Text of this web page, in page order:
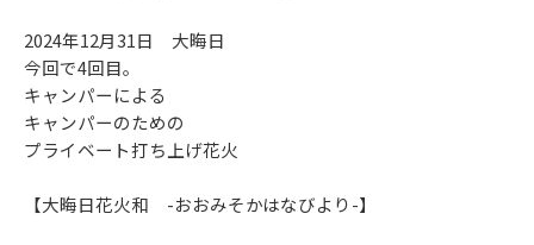
2024年12月31日 大晦日
今回で4回目。
キャンパーによる
キャンパーのための
プライベート打ち上げ花火
【大晦日花火和 -おおみそかはなびより-】